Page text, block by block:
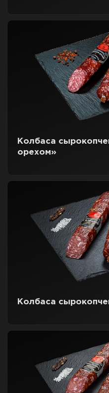
Колбаса
орехом»
Колбаса